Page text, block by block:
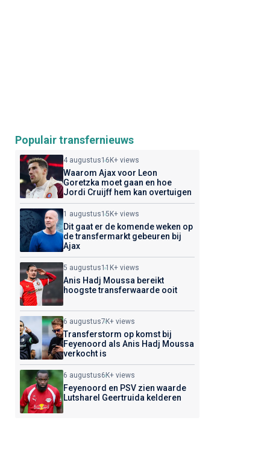
Populair transfernieuws
4 augustus16K+ views
Waarom Ajax voor Leon
Goretzka moet gaan en hoe
Jordi Cruijff hem kan overtuigen
1 augustus15K+ views
Dit gaat er de komende weken op
de transfermarkt gebeuren bij
Ajax
5 augustus11K+ views
Anis Hadj Moussa bereikt
hoogste transferwaarde ooit
6 augustus7K+ views
Transferstorm op komst bij
Feyenoord als Anis Hadj Moussa
verkocht is
6 augustus6K+ views
Feyenoord en PSV zien waarde
Lutsharel Geertruida kelderen